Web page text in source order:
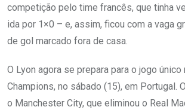
competição pelo time francês, que tinha
ida por 1×0 – e, assim, ficou com a vaga
de gol marcado fora de casa.
O Lyon agora se prepara para o jogo único
Champions, no sábado (15), em Portugal.
o Manchester City, que eliminou o Real